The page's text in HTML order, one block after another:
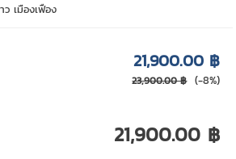
เมืองเฟือง
21,900.00 ฿
23,900.00 ฿ (-8%)
21,900.00 ฿